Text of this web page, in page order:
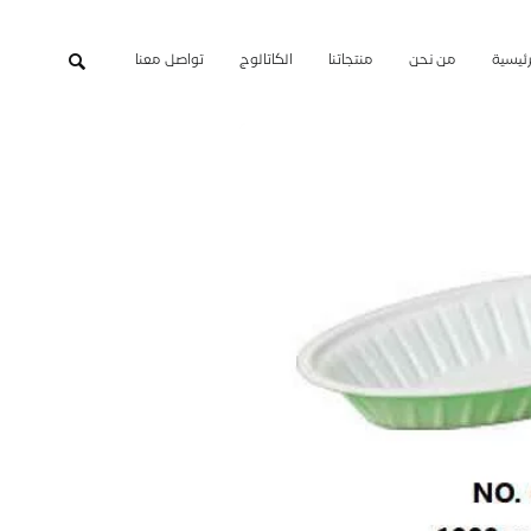
من نحن منتجاتنا الكاتالوج تواصل معنا